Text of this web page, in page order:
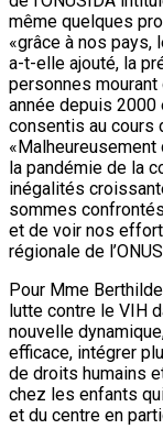
même quelques
«grâce à nos pays,
a-t-elle ajouté, la
personnes mourant
année depuis 2000
consentis au cours
la pandémie de la
inégalités
sommes
et de voir nos
régionale de
Pour Mme
lutte contre le VIH
nouvelle
efficace, intégrer
de droits humains
chez les enfants
et du centre en